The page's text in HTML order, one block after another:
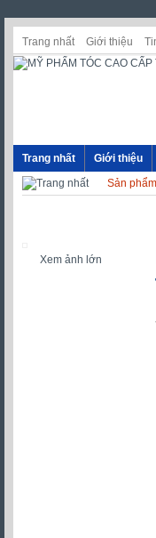
Trang nhất Giới thiệu
Trang nhất Giới thiệu
Sản phẩm
Xem ảnh lớn